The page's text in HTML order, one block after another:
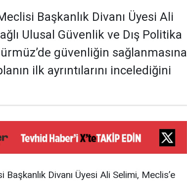
Başkanlık Divanı Üyesi Ali
Ulusal Güvenlik ve Dış Politika
güvenliğin sağlanmasına
ilk ayrıntılarını incelediğini
Divanı Üyesi Ali Selimi, Meclis’e